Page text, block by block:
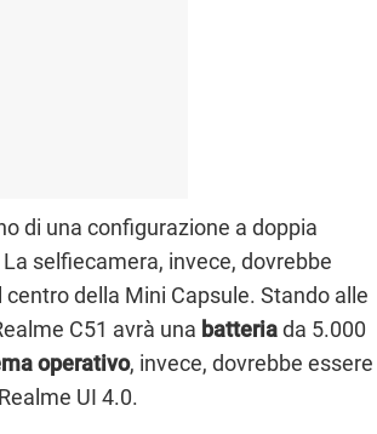
di una configurazione a doppia
selfiecamera, invece, dovrebbe
della Mini Capsule. Stando alle
C51 avrà una batteriada 5.000
operativo, invece, dovrebbe essere
UI 4.0.